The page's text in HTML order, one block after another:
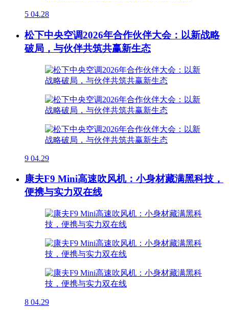
5 04.28
松下中央空调2026年合作伙伴大会：以新战略
破局，与伙伴共筑共赢新生态
9 04.29
康夫F9 Mini高速吹风机：小身材藏满黑科技，
便携与实力双在线
8 04.29